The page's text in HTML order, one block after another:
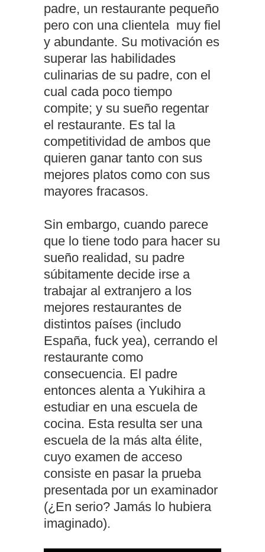
padre, un restaurante pequeño
pero con una clientela muy fiel
y abundante. Su motivación es
superar las habilidades
culinarias de su padre, con el
cual cada poco tiempo
compite; y su sueño regentar
el restaurante. Es tal la
competitividad de ambos que
quieren ganar tanto con sus
mejores platos como con sus
mayores fracasos.
Sin embargo, cuando parece
que lo tiene todo para hacer su
sueño realidad, su padre
súbitamente decide irse a
trabajar al extranjero a los
mejores restaurantes de
distintos países (includo
España, fuck yea), cerrando el
restaurante como
consecuencia. El padre
entonces alenta a Yukihira a
estudiar en una escuela de
cocina. Esta resulta ser una
escuela de la más alta élite,
cuyo examen de acceso
consiste en pasar la prueba
presentada por un examinador
(¿En serio? Jamás lo hubiera
imaginado).